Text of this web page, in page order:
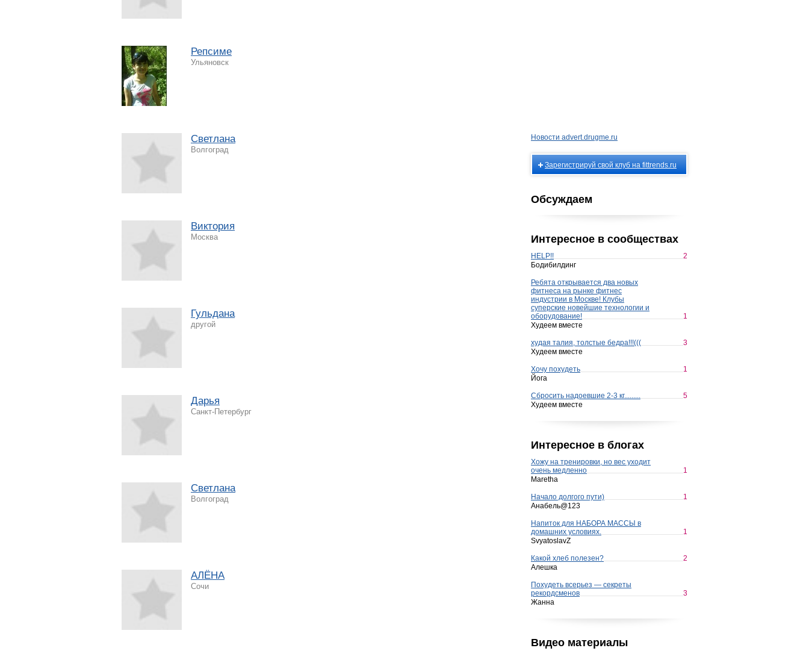
Репсиме
Ульяновск
Светлана
Волгоград
Виктория
Москва
Гульдана
другой
Дарья
Санкт-Петербург
Светлана
Волгоград
АЛЁНА
Сочи
Новости advert.drugme.ru
Зарегистрируй свой клуб на fittrends.ru
Обсуждаем
Интересное в сообществах
HELP!!
2
Бодибилдинг
Ребята открывается два новых
фитнеса на рынке фитнес
индустрии в Москве! Клубы
суперские новейшие технологии и
оборудование!
1
Худеем вместе
худая талия, толстые бедра!!!(((
3
Худеем вместе
Хочу похудеть
1
Йога
Сбросить надоевшие 2-3 кг.........
5
Худеем вместе
Интересное в блогах
Хожу на тренировки, но вес уходит
очень медленно
1
Maretha
Начало долгого пути)
1
Анабель@123
Напиток для НАБОРА МАССЫ в
домашних условиях.
1
SvyatoslavZ
Какой хлеб полезен?
2
Алешка
Похудеть всерьез — секреты
рекордсменов
3
Жанна
Видео материалы